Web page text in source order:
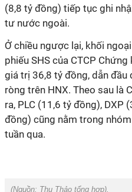
(8,8 tỷ đồng) tiếp tục ghi
tư nước ngoài.
Ở chiều ngược lại, khối
phiếu SHS của CTCP
giá trị 36,8 tỷ đồng, dẫn đầu
ròng trên HNX. Theo sau là
ra, PLC (11,6 tỷ đồng), DXP
đồng) cũng nằm trong
tuần qua.
(Nguồn: Thu Thảo tổng hợp).